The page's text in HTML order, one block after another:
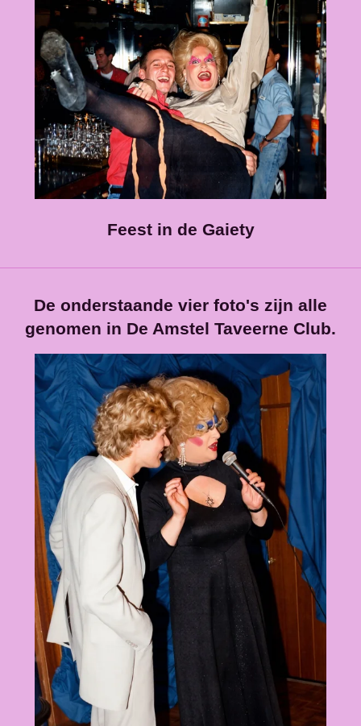
Feest in de Gaiety
De onderstaande vier foto's zijn alle
genomen in De Amstel Taveerne Club.